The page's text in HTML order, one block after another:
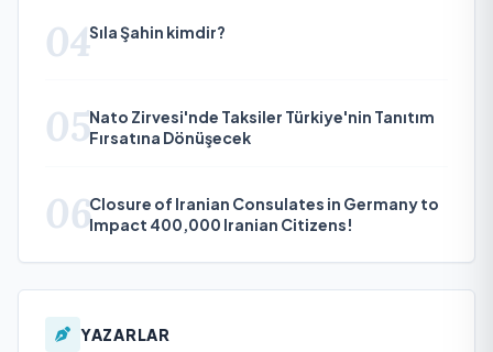
04Sıla Şahin kimdir?
05Nato Zirvesi'nde Taksiler Türkiye'nin Tanıtım
Fırsatına Dönüşecek
06Closure of Iranian Consulates in Germany to
Impact 400,000 Iranian Citizens!
YAZARLAR